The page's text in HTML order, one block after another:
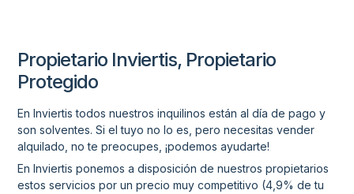
Propietario Inviertis, Propietario
Protegido
En Inviertis todos nuestros inquilinos están al día de pago y
son solventes. Si el tuyo no lo es, pero necesitas vender
alquilado, no te preocupes, ¡podemos ayudarte!
En Inviertis ponemos a disposición de nuestros propietarios
estos servicios por un precio muy competitivo (4,9% de tu